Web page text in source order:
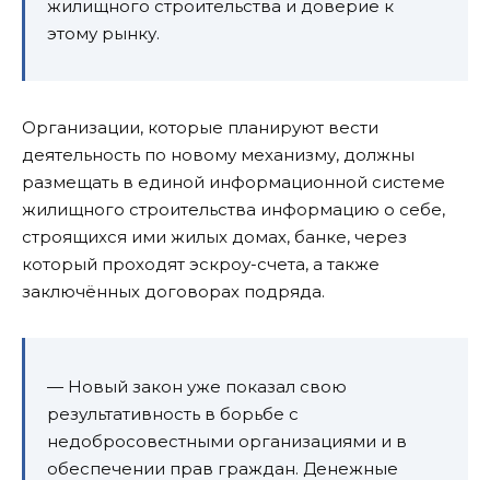
жилищного строительства и доверие к
этому рынку.
Организации, которые планируют вести
деятельность по новому механизму, должны
размещать в единой информационной системе
жилищного строительства информацию о себе,
строящихся ими жилых домах, банке, через
который проходят эскроу-счета, а также
заключённых договорах подряда.
— Новый закон уже показал свою
результативность в борьбе с
недобросовестными организациями и в
обеспечении прав граждан. Денежные